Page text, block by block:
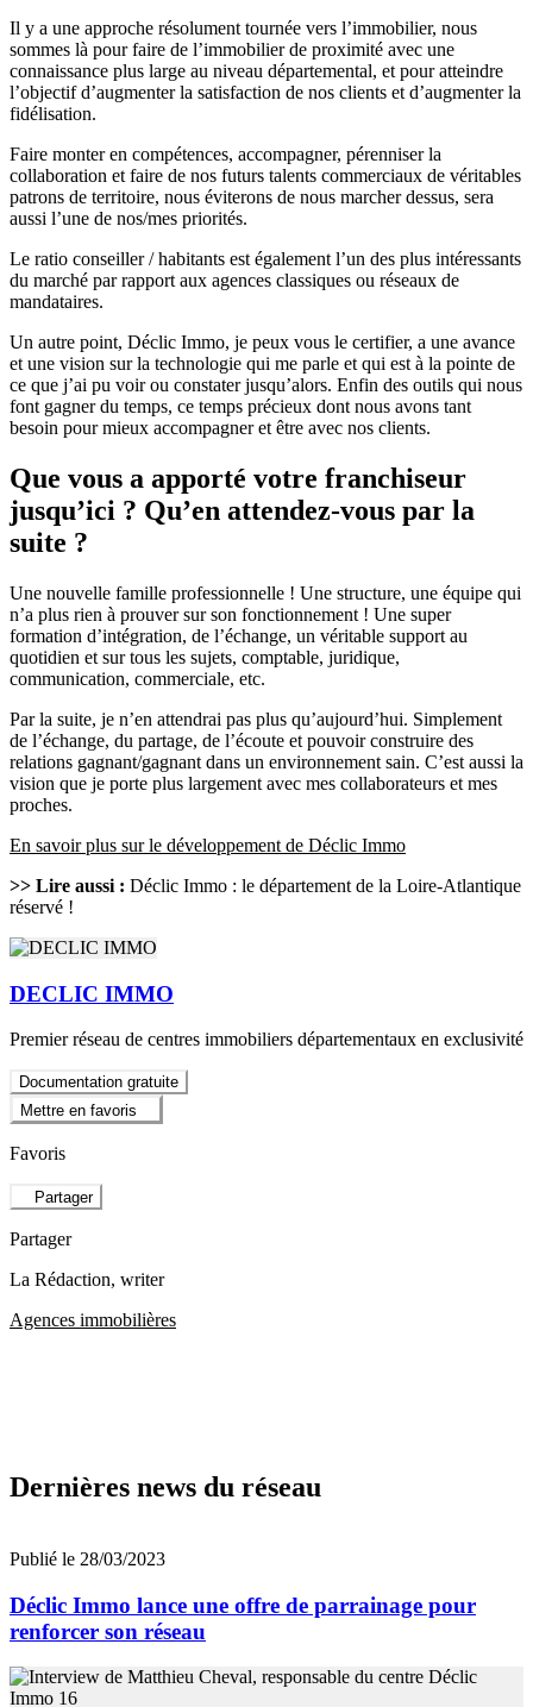
Il y a une approche résolument tournée vers l’immobilier, nous
sommes là pour faire de l’immobilier de proximité avec une
connaissance plus large au niveau départemental, et pour atteindre
l’objectif d’augmenter la satisfaction de nos clients et d’augmenter la
fidélisation.
Faire monter en compétences, accompagner, pérenniser la
collaboration et faire de nos futurs talents commerciaux de véritables
patrons de territoire, nous éviterons de nous marcher dessus, sera
aussi l’une de nos/mes priorités.
Le ratio conseiller / habitants est également l’un des plus intéressants
du marché par rapport aux agences classiques ou réseaux de
mandataires.
Un autre point, Déclic Immo, je peux vous le certifier, a une avance
et une vision sur la technologie qui me parle et qui est à la pointe de
ce que j’ai pu voir ou constater jusqu’alors. Enfin des outils qui nous
font gagner du temps, ce temps précieux dont nous avons tant
besoin pour mieux accompagner et être avec nos clients.
Que vous a apporté votre franchiseur
jusqu’ici ? Qu’en attendez-vous par la
suite ?
Une nouvelle famille professionnelle ! Une structure, une équipe qui
n’a plus rien à prouver sur son fonctionnement ! Une super
formation d’intégration, de l’échange, un véritable support au
quotidien et sur tous les sujets, comptable, juridique,
communication, commerciale, etc.
Par la suite, je n’en attendrai pas plus qu’aujourd’hui. Simplement
de l’échange, du partage, de l’écoute et pouvoir construire des
relations gagnant/gagnant dans un environnement sain. C’est aussi la
vision que je porte plus largement avec mes collaborateurs et mes
proches.
En savoir plus sur le développement de Déclic Immo
>> Lire aussi : Déclic Immo : le département de la Loire-Atlantique
réservé !
DECLIC IMMO
Premier réseau de centres immobiliers départementaux en exclusivité
Documentation gratuite
Mettre en favoris
Favoris
Partager
Partager
La Rédaction, writer
Agences immobilières
Dernières news du réseau
Publié le 28/03/2023
Déclic Immo lance une offre de parrainage pour
renforcer son réseau